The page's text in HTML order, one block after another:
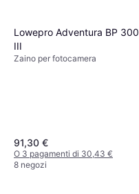
Lowepro Adventura BP 300
III
Zaino per fotocamera
91,30 €
O 3 pagamenti di 30,43 €
8 negozi